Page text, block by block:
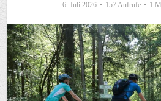
6. Juli 2026 157 Aufrufe 1